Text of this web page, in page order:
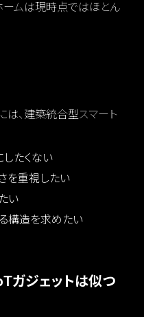
ームは現時点ではほとん
、建築統合型スマート
たくない
を重視したい
い
構造を求めたい
ガジェットは似つ